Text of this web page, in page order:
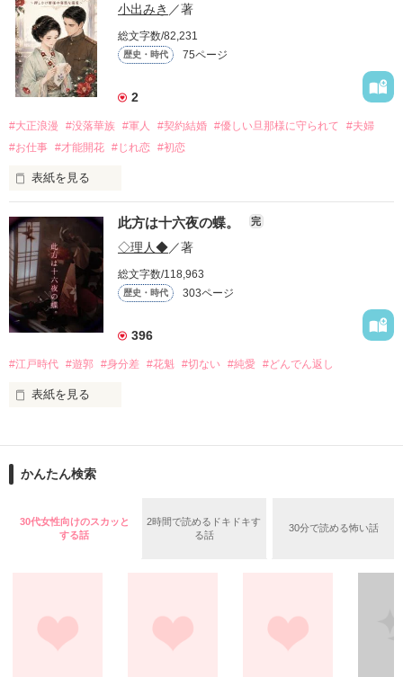
小出みき ／著
総文字数/82,231
歴史・時代 75ページ
2
#大正浪漫 #没落華族 #軍人 #契約結婚 #優しい旦那様に守られて
#夫婦
#お仕事 #才能開花 #じれ恋 #初恋
表紙を見る
「私が一条家に婿入りしたのは、ただ単に澄乃さんと結婚した
かったからです」
借金で差し押さえ寸前の一条伯爵家。
絶望する令嬢・澄乃の前に現れたのは、有能な若き少佐・橘朔
也だった。
彼は莫大な借財を肩代わりする代わりに、澄乃への「婿入り」
拒否権のない契約結婚。
を示される。
「あなたの好きなものは、きっと良いものです」
る澄乃の「刺繍」を、誰よりも尊重し、守り抜こうとする。
る日本刺繍の腕で運命を切り拓いてゆく、大正浪漫×逆転夫婦
愛！
此方は十六夜の蝶。 完
◇理人◆／著
総文字数/118,963
歴史・時代 303ページ
396
#江戸時代 #遊郭 #身分差 #花魁 #切ない #純愛 #どんでん返し
表紙を見る
どうぞ極楽浄土へ。
男が女を買うのではありんせん。
女が男を買い、女が夢を見る場所でありんす。
かんたん検索
30代女性向けのスカッと
する話
2時間で読めるドキドキす
る話
30分で読める怖い話